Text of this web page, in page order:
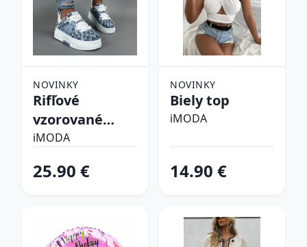
NOVINKY
Rifľové
vzorované
tenisky
iMODA
25.90 €
NOVINKY
Biely top
iMODA
14.90 €